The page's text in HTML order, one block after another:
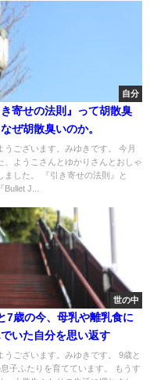
自分
き寄せの法則』って胡散臭
ぜ胡散臭いのか。
うございます。みゆきです。 今月
、ようこさんとゆかりさんとおしゃ
ました。 『引き寄せの法則』と
Bullet J...
世の中
7歳の今、母乳や離乳食に
いた自分を思い返す
うございます。みゆきです。 9歳と
子ふたりを育てています。 もうす